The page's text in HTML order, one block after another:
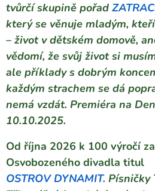
tvůrčí skupině pořad
který se věnuje mladým,
– život v dětském domově,
vědomí, že svůj život si
ale příklady s dobrým
každým strachem se dá
nemá vzdát. Premiéra na
10.10.2025.
Od října 2026 k 100 výročí
Osvobozeného divadla titul
OSTROVDYNAMIT. Písničky